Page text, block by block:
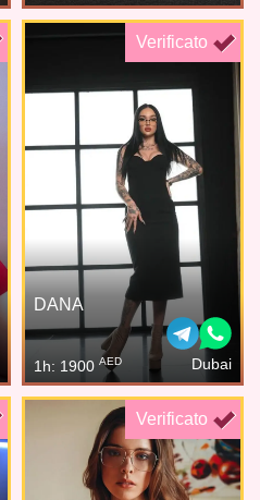
Verificato
DANA
1h: 1900 AED Dubai
Verificato